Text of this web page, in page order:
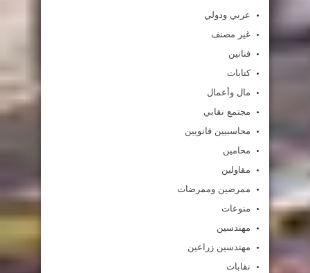
عربي ودولي
غير مصنف
فنانين
كتابات
مال وأعمال
مجتمع نقابي
محاسبيين قانويين
محامين
مقاولين
ممرضين وممرضات
منوعات
مهندسين
مهندسين زراعين
نقابات